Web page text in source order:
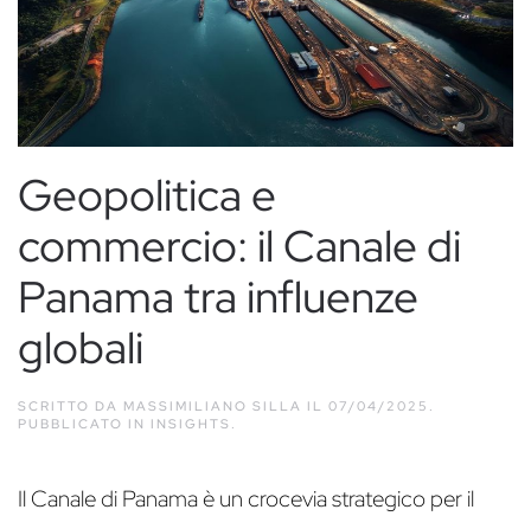
Geopolitica e
commercio: il Canale di
Panama tra influenze
globali
SCRITTO DA MASSIMILIANO SILLA IL 07/04/2025 .
PUBBLICATO IN INSIGHTS .
Il Canale di Panama è un crocevia strategico per il